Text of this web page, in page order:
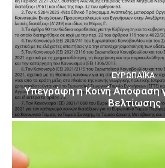
ΕΥΡΩΠΑΪΚΆ
Υπεγράφη η Κοινή Απόφαση
Βελτίωσης